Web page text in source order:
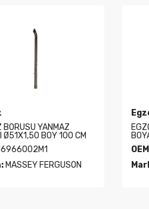
BORUSU YANMAZ
Ø51X1,50 BOY 100 CM
MASSEY FERGUSON